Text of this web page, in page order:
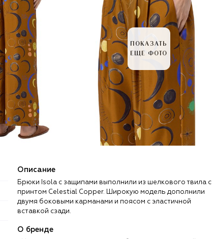
ПОКАЗАТЬ
ЕЩЕ ФОТО
Описание
Брюки Isola с защипами выполнили из шелкового твила с
принтом Celestial Copper. Широкую модель дополнили
двумя боковыми карманами и поясом с эластичной
вставкой сзади.
О бренде